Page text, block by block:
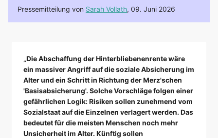
Pressemitteilung von Sarah Vollath, 09. Juni 2026
„Die Abschaffung der Hinterbliebenenrente wäre
ein massiver Angriff auf die soziale Absicherung im
Alter und ein Schritt in Richtung der Merz'schen
'Basisabsicherung'. Solche Vorschläge folgen einer
gefährlichen Logik: Risiken sollen zunehmend vom
Sozialstaat auf die Einzelnen verlagert werden. Das
bedeutet für die meisten Menschen noch mehr
Unsicherheit im Alter. Künftig sollen